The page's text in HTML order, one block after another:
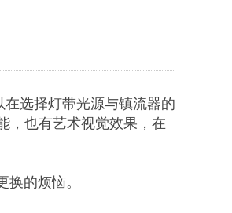
选择灯带光源与镇流器的
，也有艺术视觉效果，在
的烦恼。